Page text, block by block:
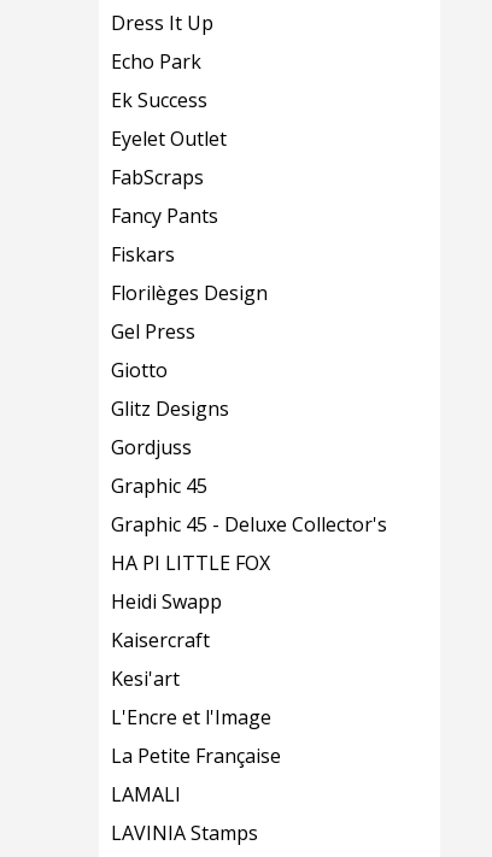
Dress It Up
Echo Park
Ek Success
Eyelet Outlet
FabScraps
Fancy Pants
Fiskars
Florilèges Design
Gel Press
Giotto
Glitz Designs
Gordjuss
Graphic 45
Graphic 45 - Deluxe Collector's
HA PI LITTLE FOX
Heidi Swapp
Kaisercraft
Kesi'art
L'Encre et l'Image
La Petite Française
LAMALI
LAVINIA Stamps